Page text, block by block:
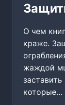
О чем
краже.
жаждой
заставить
которые…